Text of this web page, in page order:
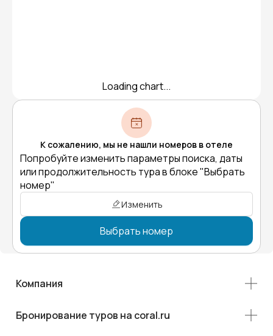
Loading chart...
К сожалению, мы не нашли номеров в отеле
Попробуйте изменить параметры поиска, даты
или продолжительность тура в блоке "Выбрать
номер"
Изменить
Выбрать номер
Компания
Бронирование туров на coral.ru